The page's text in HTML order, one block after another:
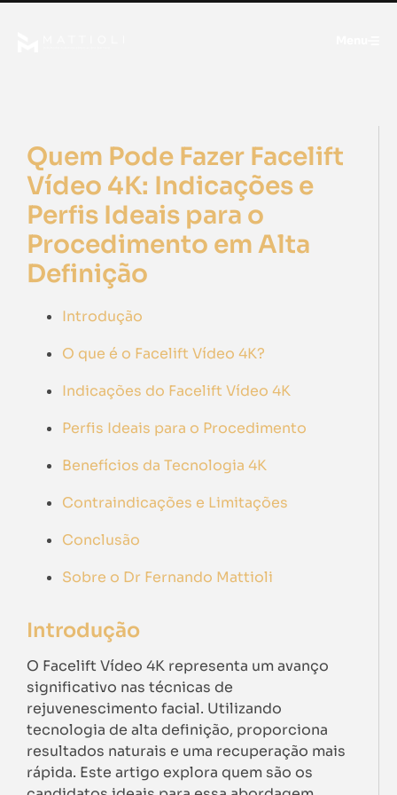
Quem Pode Fazer Facelift
Vídeo 4K: Indicações e
Perfis Ideais para o
Procedimento em Alta
Definição
Introdução
O que é o Facelift Vídeo 4K?
Indicações do Facelift Vídeo 4K
Perfis Ideais para o Procedimento
Benefícios da Tecnologia 4K
Contraindicações e Limitações
Conclusão
Sobre o Dr Fernando Mattioli
Introdução
O Facelift Vídeo 4K representa um avanço
significativo nas técnicas de
rejuvenescimento facial. Utilizando
tecnologia de alta definição, proporciona
resultados naturais e uma recuperação mais
rápida. Este artigo explora quem são os